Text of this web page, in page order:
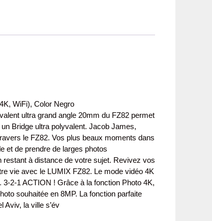
WiFi), Color Negro
ultra grand angle 20mm du FZ82 permet
Bridge ultra polyvalent. Jacob James,
le FZ82. Vos plus beaux moments dans
et de prendre de larges photos
à distance de votre sujet. Revivez vos
vie avec le LUMIX FZ82. Le mode vidéo 4K
3-2-1 ACTION ! Grâce à la fonction Photo 4K,
souhaitée en 8MP. La fonction parfaite
Aviv, la ville s’év